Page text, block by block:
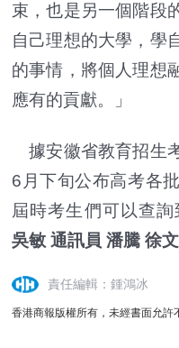
束，也是另一個階段
自己理想的大學，學
的事情，將個人理想
應有的貢獻。」
據安徽省教育招生
6月下旬公布高考各
屆時考生們可以查詢
吳敏 通訊員 潘騰 徐文
責任編輯：鍾鴻冰
香港商報版權所有，未經書面允許